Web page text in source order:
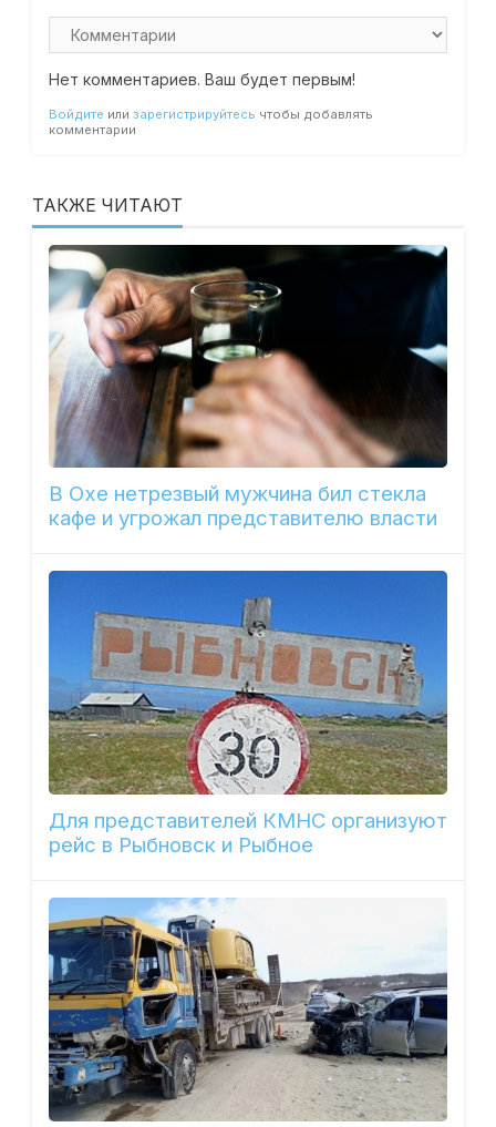
Нет комментариев. Ваш будет первым!
Войдите или зарегистрируйтесь чтобы добавлять
комментарии
ТАКЖЕ ЧИТАЮТ
В Охе нетрезвый мужчина бил стекла
кафе и угрожал представителю власти
Для представителей КМНС организуют
рейс в Рыбновск и Рыбное